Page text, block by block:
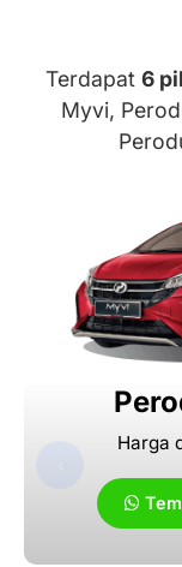
Terdapat 6
Myvi,
Harga